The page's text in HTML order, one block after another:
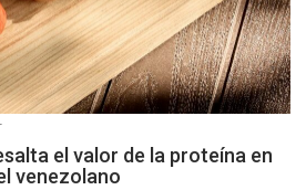
el valor de la proteína en
venezolano